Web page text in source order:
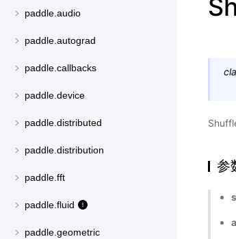
paddle.audio
paddle.autograd
paddle.callbacks
paddle.device
paddle.distributed
paddle.distribution
paddle.fft
paddle.fluid
paddle.geometric
参